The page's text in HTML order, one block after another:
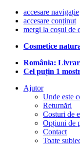
accesare navigație
accesare conținut
mergi la coșul de
Cosmetice
România:
Cel puțin 1
Ajutor
Unde este
Returnări
Costuri de
Opțiuni de
Contact
Toate